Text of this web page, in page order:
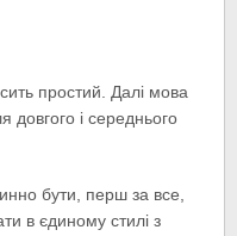
простий. Далі мова
довгого і середнього
бути, перш за все,
в єдиному стилі з